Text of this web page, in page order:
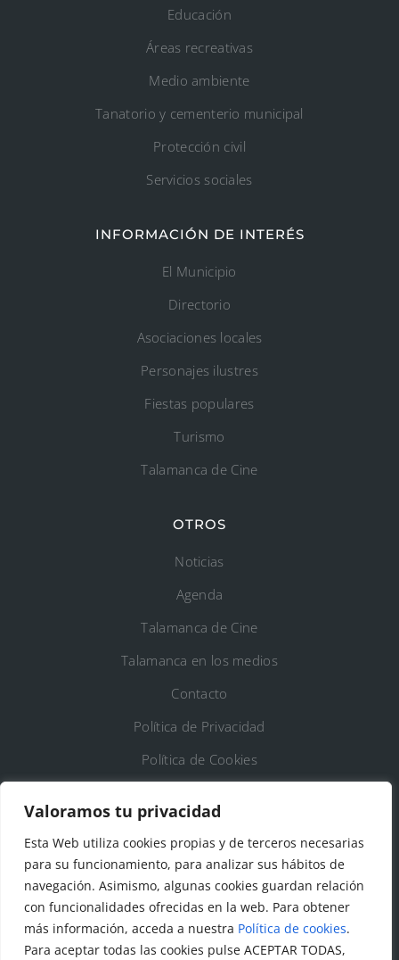
Valoramos tu privacidad
Esta Web utiliza cookies propias y de terceros necesarias
para su funcionamiento, para analizar sus hábitos de
navegación. Asimismo, algunas cookies guardan relación
con funcionalidades ofrecidas en la web. Para obtener
más información, acceda a nuestra Política de cookies.
Para aceptar todas las cookies pulse ACEPTAR TODAS,
Educación
Áreas recreativas
Medio ambiente
Tanatorio y cementerio municipal
Protección civil
Servicios sociales
INFORMACIÓN DE INTERÉS
El Municipio
Directorio
Asociaciones locales
Personajes ilustres
Fiestas populares
Turismo
Talamanca de Cine
OTROS
Noticias
Agenda
Talamanca de Cine
Talamanca en los medios
Contacto
Política de Privacidad
Política de Cookies
DATOS DE CONTACTO
Ayto. de Talamanca de Jarama
C/Fuente del Arca, 19 28160 Talamanca de
Jarama (Madrid)